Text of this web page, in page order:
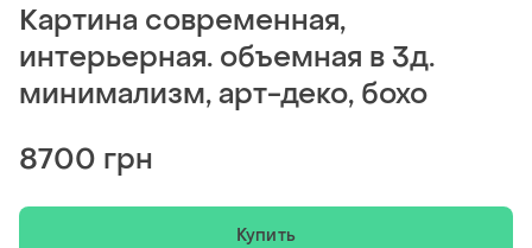
Картина современная,
интерьерная. объемная в 3д.
минимализм, арт-деко, бохо
8700 грн
Купить